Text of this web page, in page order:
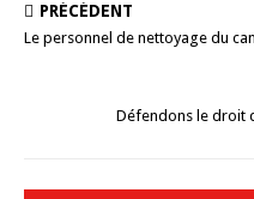
PRÉCÉDENT
Le personnel de nettoyage du
Défendons le droit